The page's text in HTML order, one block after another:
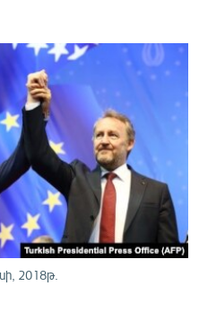
2018թ.